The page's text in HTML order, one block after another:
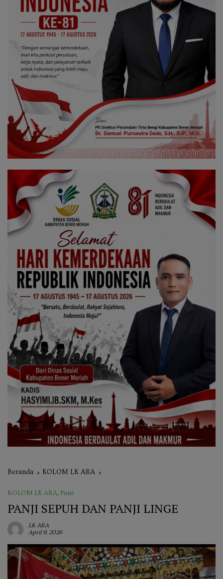
Beranda KOLOM LK ARA
KOLOM LK ARA, Puisi
PANJI SEPUH DAN PANJI LINGE
LK ARA
April 9, 2026